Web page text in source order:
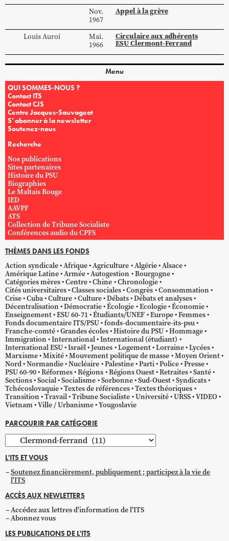
Nov.
1967
Appel à la grève
LouisAuroi
Mai.
1966
Circulaire aux adhérents
ESU Clermont-Ferrand
Menu
QUI SOMMES-NOUS ?
Contact ITS
Contact CJS
Centre Jacques-Sauvageot
S’abonner à la newsletter
Soutenez-nous
Recherche
Nos publications
Sites partenaires
Histoire du PSU
Biographies
Le Maltais Rouge
IED
AAVPF
ATS
Collection de Tribune Socialiste
Conférences audio du CPFS
THÈMES DANS LES FONDS
Action syndicale Afrique Agriculture Algérie Alsace
Amérique Latine Armée Autogestion
Bourgogne
Catégories mères Centre Chine Chronologie
Cités universitaires Classes sociales Congrès Consommation
Crise Cuba Culture Culture Débats Débats et analyses
Décentralisation Démocratie Écologie Ecologie Économie
Enseignement ESU 60-71 Étudiants/UNEF Europe Femmes
Fonds documentaire ITS/PSU fonds-documentaire-its-psu
Franche-comté Grandes écoles Histoire du PSU Hommage
Immigration International International (étudiant)
International ESU Israël Jeunes Logement Lorraine Lycées
Marxisme Mixité Mouvement politique de masse Moyen Orient
Nord Normandie Nucléaire Palestine Parti Police Presse
PSU 60-90 Réformes Régions Régions Ouest Retraites Santé
Sections Social Socialisme Sorbonne Sud-Ouest Syndicats
Tchécoslovaquie Textes de références Textes théoriques
Transition Travail Tribune Socialiste Université URSS VIDEO
Vietnam Ville / Urbanisme Yougoslavie
PARCOURIR PAR CATÉGORIE
Parcourir
par
catégorie
L'ITS ET VOUS
Soutenez financièrement, publiquement ; participez à la vie de
l'ITS
ACCÈS AUX NEWLETTERS
Accédez aux lettres d'information de l'ITS
Abonnez vous
LES PUBLICATIONS DE L'ITS